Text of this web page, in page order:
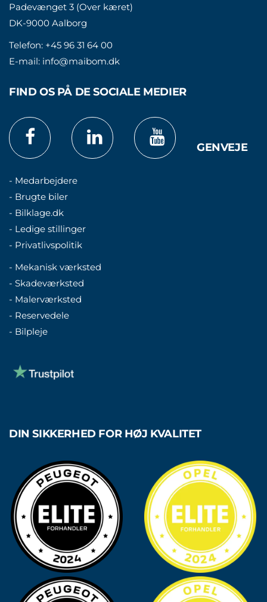
Padevænget 3 (Over kæret)
DK-9000 Aalborg
Telefon: +45 96 31 64 00
E-mail: info@maibom.dk
FIND OS PÅ DE SOCIALE MEDIER
GENVEJE
- Medarbejdere
- Brugte biler
- Bilklage.dk
- Ledige stillinger
- Privatlivspolitik
- Mekanisk værksted
- Skadeværksted
- Malerværksted
- Reservedele
- Bilpleje
DIN SIKKERHED FOR HØJ KVALITET